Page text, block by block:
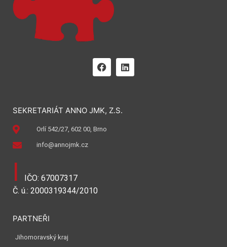
SEKRETARIÁT ANNO JMK, Z.S.
Orlí 542/27, 602 00, Brno
info@annojmk.cz
I
IČO: 67007317
Č. ú.: 2000319344/2010
PARTNEŘI
Jihomoravský kraj